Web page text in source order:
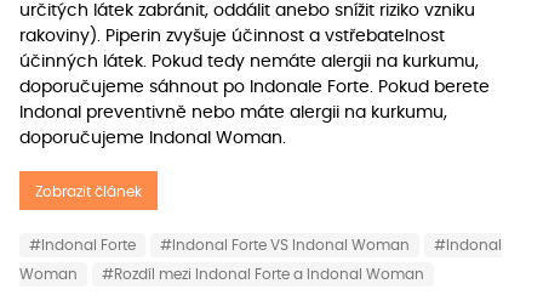
určitých látek zabránit, oddálit anebo snížit riziko vzniku
rakoviny). Piperin zvyšuje účinnost a vstřebatelnost
účinných látek. Pokud tedy nemáte alergii na kurkumu,
doporučujeme sáhnout po Indonale Forte. Pokud berete
Indonal preventivně nebo máte alergii na kurkumu,
doporučujeme Indonal Woman.
Zobrazit článek
#Indonal Forte #Indonal Forte VS Indonal Woman
#Indonal
Woman
#Rozdíl mezi Indonal Forte a Indonal Woman